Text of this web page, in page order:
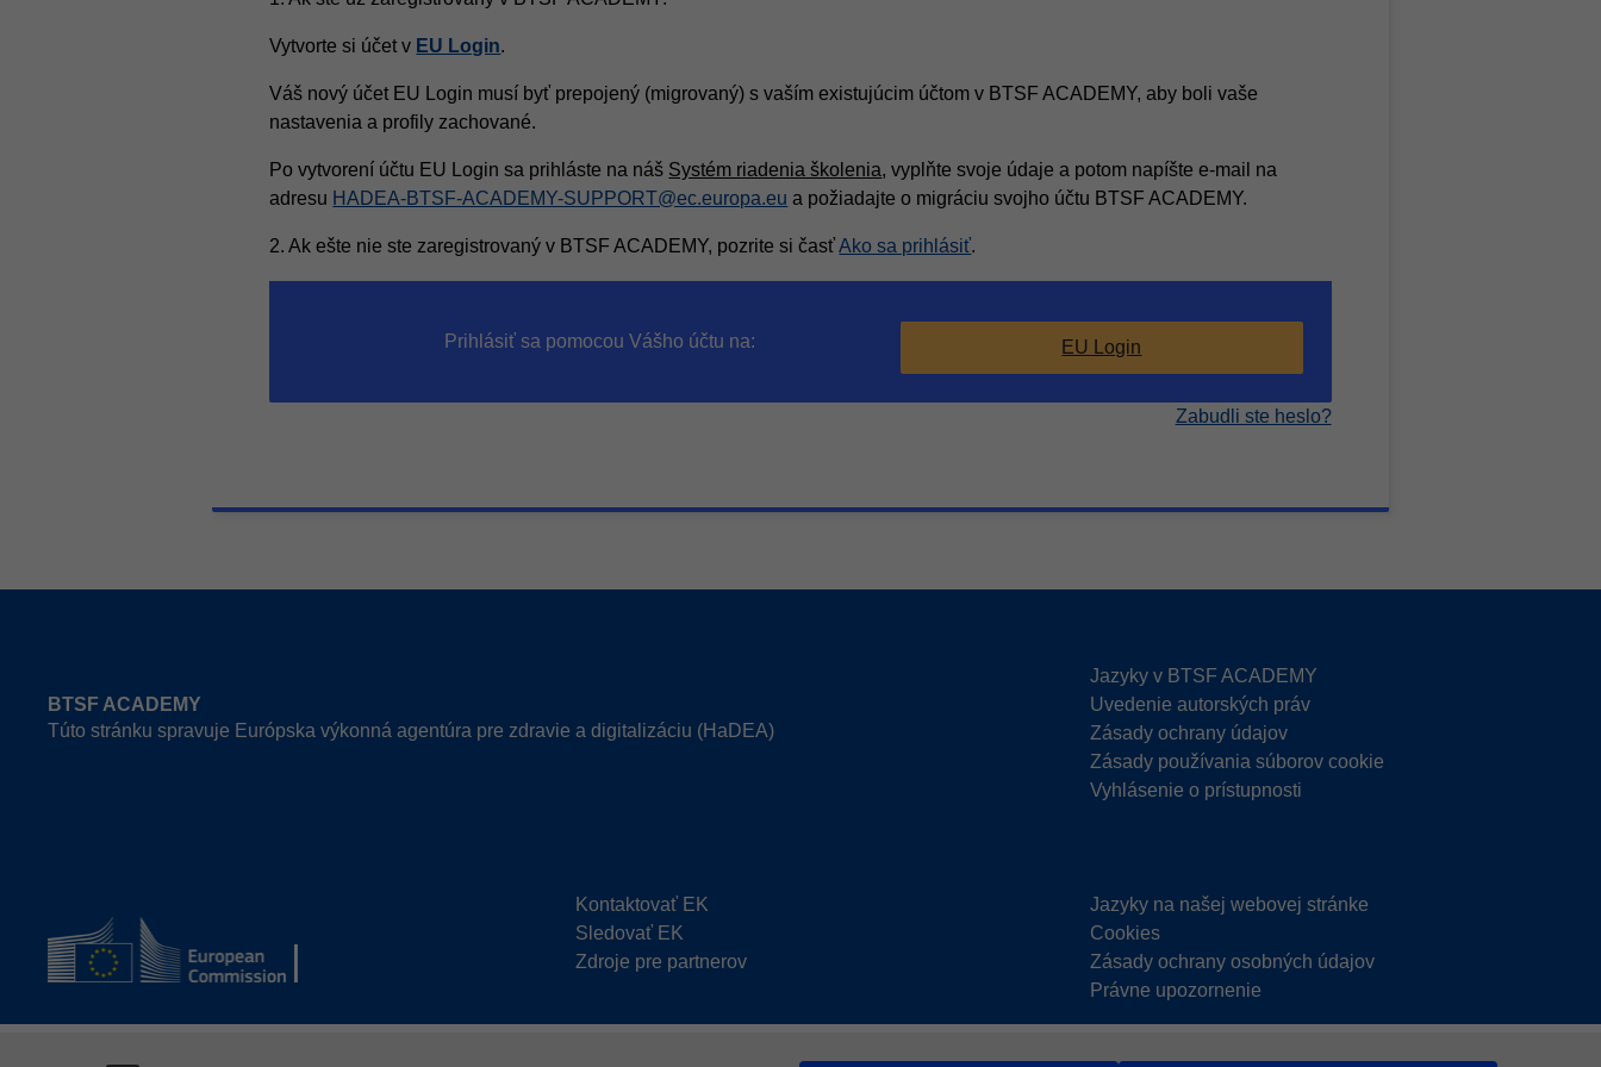
Vytvorte si účet v EU Login.
Váš nový účet EU Login musí byť prepojený (migrovaný) s vaším existujúcim účtom v BTSF ACADEMY, aby boli vaše
nastavenia a profily zachované.
Po vytvorení účtu EU Login sa prihláste na náš Systém riadenia školenia, vyplňte svoje údaje a potom napíšte e-mail na
adresu HADEA-BTSF-ACADEMY-SUPPORT@ec.europa.eu a požiadajte o migráciu svojho účtu BTSF ACADEMY.
2. Ak ešte nie ste zaregistrovaný v BTSF ACADEMY, pozrite si časťAko sa prihlásiť.
Prihlásiť sa pomocou Vášho účtu na: EU Login
Zabudli ste heslo?
BTSF ACADEMY
Túto stránku spravuje Európska výkonná agentúra pre zdravie a digitalizáciu (HaDEA)
Jazyky v BTSF ACADEMY
Uvedenie autorských práv
Zásady ochrany údajov
Zásady používania súborov cookie
Vyhlásenie o prístupnosti
Kontaktovať EK
Sledovať EK
Zdroje pre partnerov
Jazyky na našej webovej stránke
Cookies
Zásady ochrany osobných údajov
Právne upozornenie